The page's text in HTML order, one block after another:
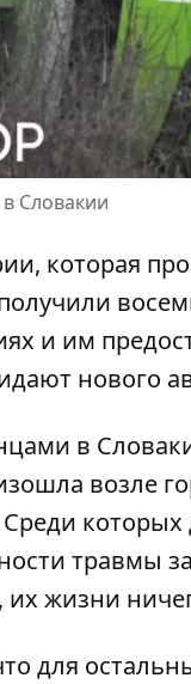
Словакии
которая
и им
нового
в
возле
травмы
жизни
для